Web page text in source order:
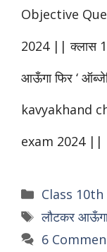
Objective
2024 || क्लास
आऊँगा फिर ‘
kavyakhand
exam 2024 ||
Categories
Class
Tags
लौटकर
6